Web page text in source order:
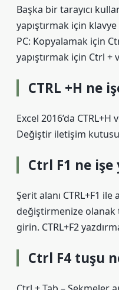
Başka bir tarayıcı
yapıştırmak için
PC: Kopyalamak için
yapıştırmak için Ctrl +
CTRL +H ne
Excel 2016’da
Değiştir iletişim
Ctrl F1 ne
Şerit alanı CTRL+F1 ile
değiştirmenize olanak
girin. CTRL+F2
Ctrl F4 tuşu